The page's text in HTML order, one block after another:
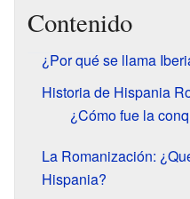
Contenido
¿Por qué se llama
Historia de Hispania
¿Cómo fue la
La Romanización:
Hispania?